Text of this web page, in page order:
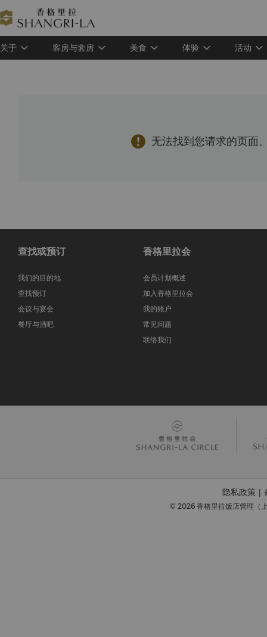
关于 客房与套房 美食 体验 活动
 无法找到您请求的页面
查找或预订
我们的目的地
查找预订
会议与宴会
餐厅与酒吧
香格里拉会
会员计划概述
加入香格里拉会
我的账户
常见问题
联络我们
隐私政策
© 2026 香格里拉饭店管理（